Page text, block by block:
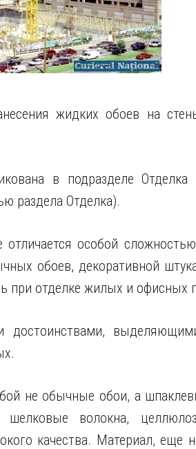
жидких обоев на
в подразделе Отделка
раздела Отделка).
отличается особой
обоев, декоративной
при отделке жилых и офисных
достоинствами,
не обычные обои, а
волокна,
качества. Материал, еще